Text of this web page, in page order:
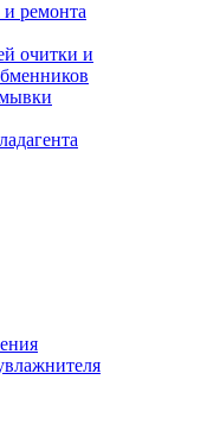
и ремонта
очитки и